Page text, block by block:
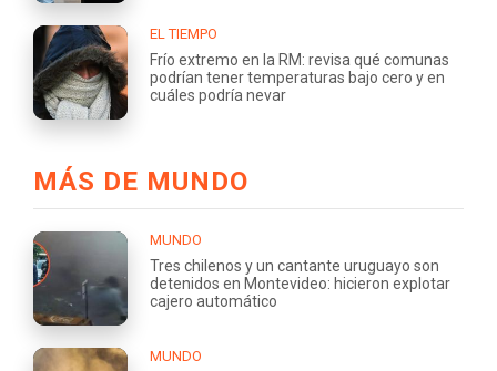
EL TIEMPO
Frío extremo en la RM: revisa qué comunas
podrían tener temperaturas bajo cero y en
cuáles podría nevar
MÁS DE MUNDO
MUNDO
Tres chilenos y un cantante uruguayo son
detenidos en Montevideo: hicieron explotar
cajero automático
MUNDO